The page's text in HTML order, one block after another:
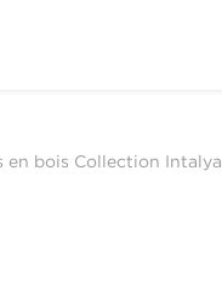
en bois Collection Intalya